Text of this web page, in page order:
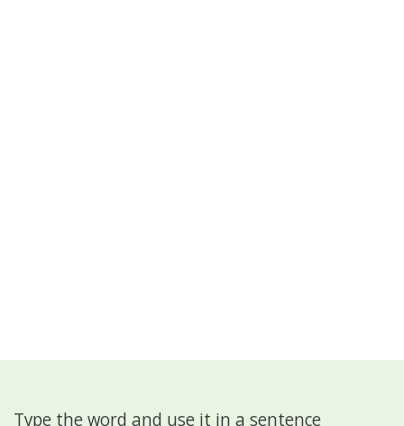
Type the word and use it in a sentence